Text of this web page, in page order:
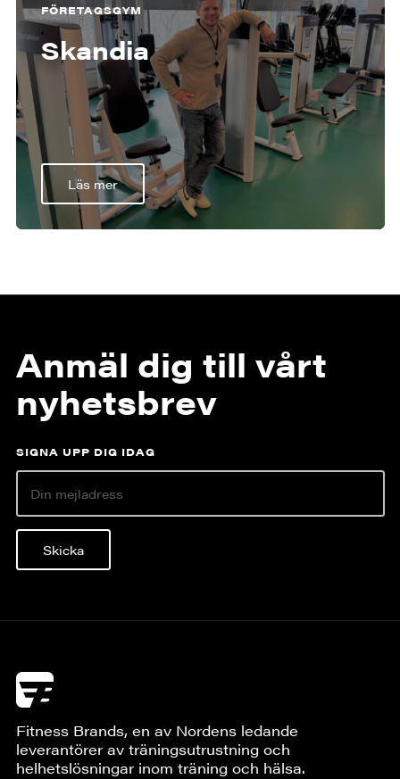
FÖRETAGSGYM
Skandia
Läs mer
Anmäl dig till vårt
nyhetsbrev
SIGNA UPP DIG IDAG
Skicka
Fitness Brands, en av Nordens ledande
leverantörer av träningsutrustning och
helhetslösningar inom träning och hälsa.